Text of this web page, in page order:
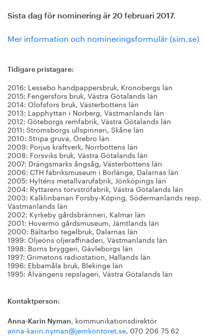
Sista dag för nominering är 20 februari 2017.
Mer information och nomineringsformulär (sim.se)
Tidigare pristagare:
2016: Lessebo handpappersbruk, Kronobergs län
2015: Fengersfors bruk, Västra Götalands län
2014: Olofsfors bruk, Västerbottens län
2013: Lapphyttan i Norberg, Västmanlands län
2012: Göteborgs remfabrik, Västra Götalands län
2011: Strömsborgs ullspinneri, Skåne län
2010: Stripa gruva, Örebro län
2009: Porjus kraftverk, Norrbottens län
2008: Forsviks bruk, Västra Götalands län
2007: Drängsmarks ångsåg, Västerbottens län
2006: CTH fabriksmuseum i Borlänge, Dalarnas län
2005: Hylténs metallvarufabrik, Jönköpings län
2004: Ryttarens torvströfabrik, Västra Götalands län
2003: Kalklinbanan Forsby-Köping, Södermanlands resp.
Västmanlands län
2002: Kyrkeby gårdsbränneri, Kalmar län
2001: Hovermo gårdsmuseum, Jämtlands län
2000: Bältarbo tegelbruk, Dalarnas län
1999: Oljeöns oljeraffinaderi, Västmanlands län
1998: Borns bryggeri, Gävleborgs län
1997: Grimetons radiostation, Hallands län
1996: Ebbamåla bruk, Blekinge län
1995: Älvängens repslageri, Västra Götalands län
Kontaktperson:
Anna-Karin Nyman, kommunikationsdirektör
anna-karin.nyman@jernkontoret.se, 070 206 75 62